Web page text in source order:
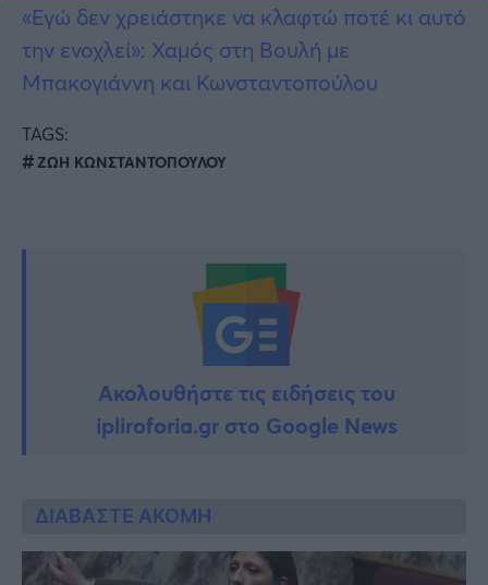
«Εγώ δεν χρειάστηκε να κλαφτώ ποτέ κι αυτό
την ενοχλεί»: Χαμός στη Βουλή με
Μπακογιάννη και Κωνσταντοπούλου
TAGS:
ΖΩΗ ΚΩΝΣΤΑΝΤΟΠΟΥΛΟΥ
Ακολουθήστε τις ειδήσεις του
ipliroforia.gr στο Google News
ΔΙΑΒΑΣΤΕ ΑΚΟΜΗ